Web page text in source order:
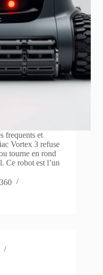
frequents et
Vortex 3 refuse
tourne en rond
Ce robot est l’un